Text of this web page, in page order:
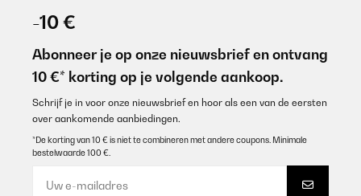
-10 €
Abonneer je op onze nieuwsbrief en ontvang
10 €* korting op je volgende aankoop.
Schrijf je in voor onze nieuwsbrief en hoor als een van de eersten
over aankomende aanbiedingen.
*De korting van 10 € is niet te combineren met andere coupons. Minimale
bestelwaarde 100 €.